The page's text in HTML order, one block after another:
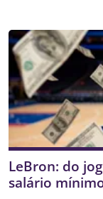
LeBron: do
salário